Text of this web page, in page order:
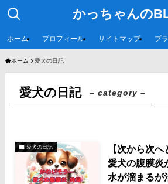
かっちゃんの
ホーム プロフィール サイトマップ プ
ホーム 愛犬の日記
愛犬の日記 – category –
愛犬の日記
【次から次
愛犬の腹膜炎
水が溜まるが